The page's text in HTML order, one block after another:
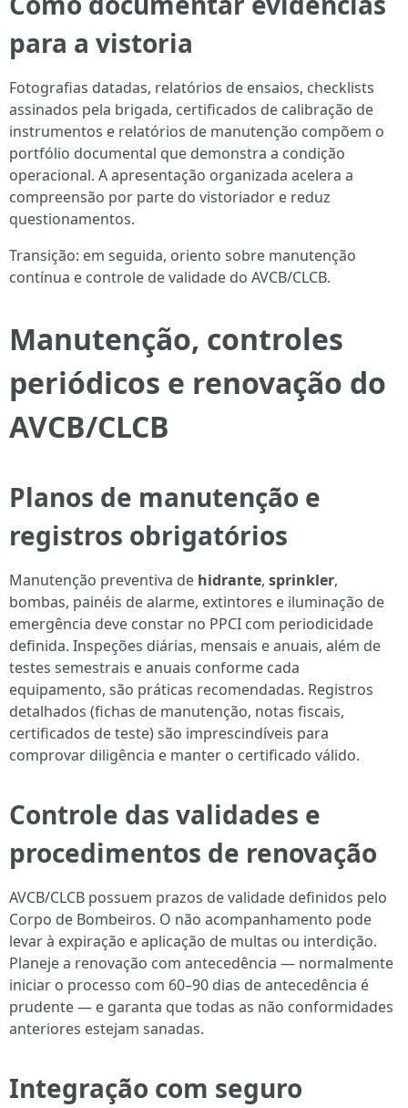
para a vistoria
Fotografias datadas, relatórios de ensaios, checklists
assinados pela brigada, certificados de calibração de
instrumentos e relatórios de manutenção compõem o
portfólio documental que demonstra a condição
operacional. A apresentação organizada acelera a
compreensão por parte do vistoriador e reduz
questionamentos.
Transição: em seguida, oriento sobre manutenção
contínua e controle de validade do AVCB/CLCB.
Manutenção, controles
periódicos e renovação do
AVCB/CLCB
Planos de manutenção e
registros obrigatórios
Manutenção preventiva de hidrante, sprinkler,
bombas, painéis de alarme, extintores e iluminação de
emergência deve constar no PPCI com periodicidade
definida. Inspeções diárias, mensais e anuais, além de
testes semestrais e anuais conforme cada
equipamento, são práticas recomendadas. Registros
detalhados (fichas de manutenção, notas fiscais,
certificados de teste) são imprescindíveis para
comprovar diligência e manter o certificado válido.
Controle das validades e
procedimentos de renovação
AVCB/CLCB possuem prazos de validade definidos pelo
Corpo de Bombeiros. O não acompanhamento pode
levar à expiração e aplicação de multas ou interdição.
Planeje a renovação com antecedência — normalmente
iniciar o processo com 60–90 dias de antecedência é
prudente — e garanta que todas as não conformidades
anteriores estejam sanadas.
Integração com seguro